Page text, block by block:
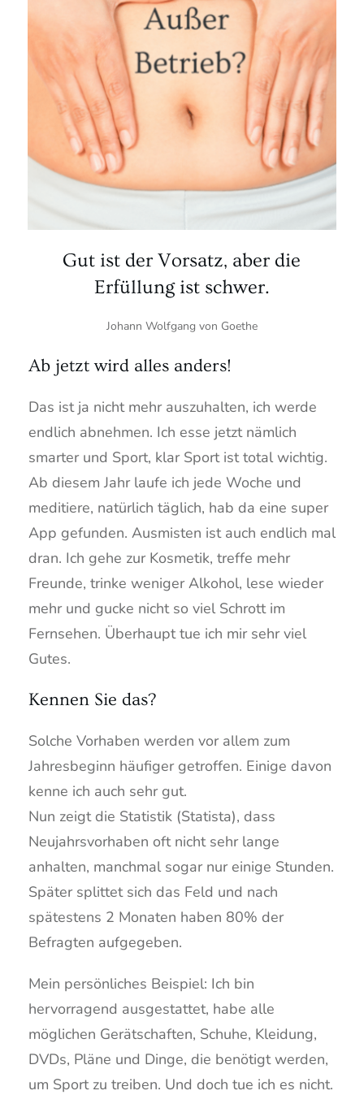
Gut ist der Vorsatz, aber die
Erfüllung ist schwer.
Johann Wolfgang von Goethe
Ab jetzt wird alles anders!
Das ist ja nicht mehr auszuhalten, ich werde
endlich abnehmen. Ich esse jetzt nämlich
smarter und Sport, klar Sport ist total wichtig.
Ab diesem Jahr laufe ich jede Woche und
meditiere, natürlich täglich, hab da eine super
App gefunden. Ausmisten ist auch endlich mal
dran. Ich gehe zur Kosmetik, treffe mehr
Freunde, trinke weniger Alkohol, lese wieder
mehr und gucke nicht so viel Schrott im
Fernsehen. Überhaupt tue ich mir sehr viel
Gutes.
Kennen Sie das?
Solche Vorhaben werden vor allem zum
Jahresbeginn häufiger getroffen. Einige davon
kenne ich auch sehr gut.
Nun zeigt die Statistik (Statista), dass
Neujahrsvorhaben oft nicht sehr lange
anhalten, manchmal sogar nur einige Stunden.
Später splittet sich das Feld und nach
spätestens 2 Monaten haben 80% der
Befragten aufgegeben.
Mein persönliches Beispiel: Ich bin
hervorragend ausgestattet, habe alle
möglichen Gerätschaften, Schuhe, Kleidung,
DVDs, Pläne und Dinge, die benötigt werden,
um Sport zu treiben. Und doch tue ich es nicht.